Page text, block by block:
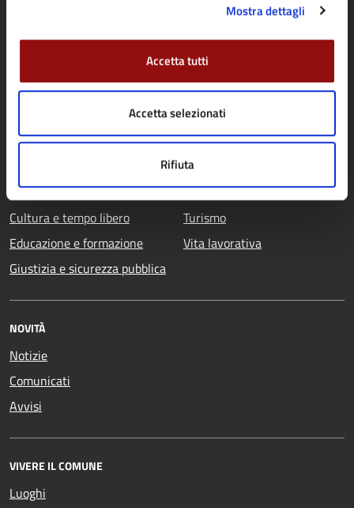
Mostra dettagli
Accetta tutti
Accetta selezionati
Rifiuta
CATEGORIE DI SERVIZIO
Ambiente
Anagrafe e stato civile
Appalti pubblici
Catasto e urbanistica
Cultura e tempo libero
Educazione e formazione
Giustizia e sicurezza pubblica
Imprese e commercio
Mobilità e trasporti
Salute, benessere e
assistenza
Tributi, finanze e
contravvenzioni
Turismo
Vita lavorativa
NOVITÀ
Notizie
Comunicati
Avvisi
VIVERE IL COMUNE
Luoghi